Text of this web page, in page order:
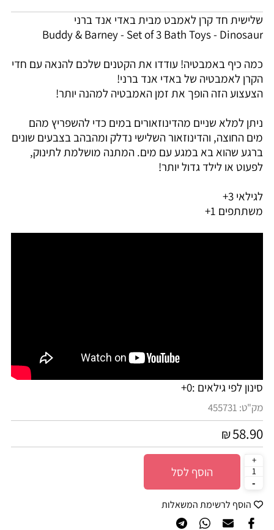
שלישית חד קרן לאמבט מבית באדי אנד ברני
Buddy & Barney - Set of 3 Bath Toys - Dinosaur
כמה כיף באמבטיה! עודדו את הקטנים שלכם להנאה עם חדי
הקרן לאמבטיה של באדי אנד ברני!
הצעצוע הזה הופך את זמן האמבטיה למהנה יותר!
ניתן למלא שניים מהדינוזאורים במים כדי להשפריץ מהם
מים החוצה, והדינוזאור השלישי נדלק ומהבהב בצבעים שונים
ברגע שהוא בא במגע עם מים. המתנה מושלמת לתינוק,
לפעוט או לילד גדול יותר!
לגילאי 3+
משתתפים 1+
סינון לפי גילאים :0+
מק"ט: 455731
₪58.90
הוסף לסל
הוסף לרשימת המשאלות